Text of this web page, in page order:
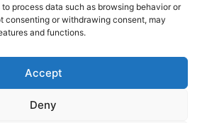
process data such as browsing behavior or
consenting or withdrawing consent, may
and functions.
Accept
Deny
E AGOSTO
15:00-19:00